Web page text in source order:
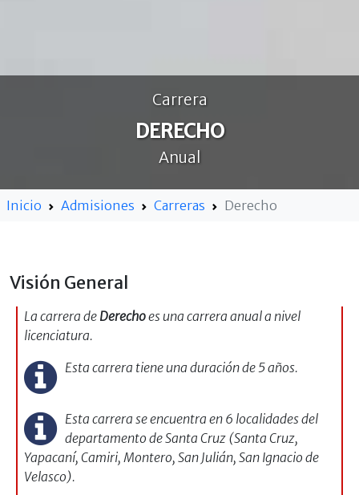
Carrera
DERECHO
Anual
Inicio Admisiones Carreras Derecho
Visión General
La carrera de Derechoes una carrera anual a nivel
licenciatura.
Esta carrera tiene una duración de 5 años.
Esta carrera se encuentra en 6 localidades del
departamento de Santa Cruz (Santa Cruz,
Yapacaní, Camiri, Montero, San Julián, San Ignacio de
Velasco).